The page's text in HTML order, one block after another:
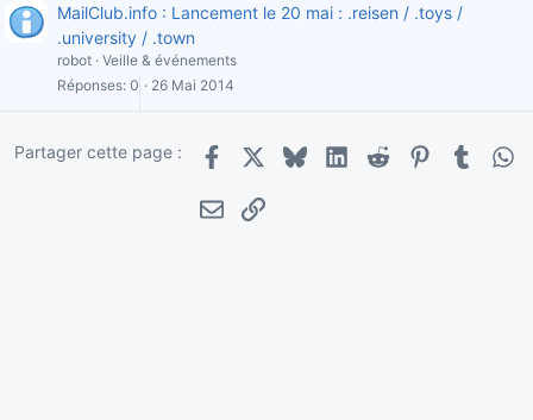
MailClub.info : Lancement le 20 mai : .reisen / .toys /
.university / .town
robot Veille & événements
Réponses 0 26 Mai 2014
Partager cette page :
Facebook
X BlueskyLinkedInRedditPinterestTumblr
E-mailLien